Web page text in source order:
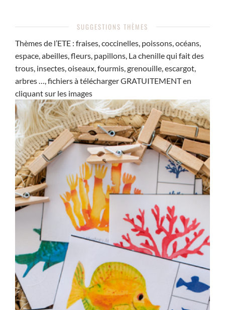
SUGGESTIONS THÈMES
Thèmes de l’ETE : fraises, coccinelles, poissons, océans,
espace, abeilles, fleurs, papillons, La chenille qui fait des
trous, insectes, oiseaux, fourmis, grenouille, escargot,
arbres …, fichiers à télécharger GRATUITEMENT en
cliquant sur les images